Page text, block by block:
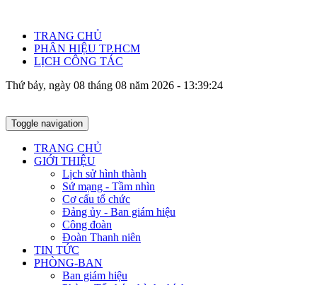
TRANG CHỦ
PHÂN HIỆU TP.HCM
LỊCH CÔNG TÁC
Thứ bảy, ngày 08 tháng 08 năm 2026 - 13:39:24
Toggle navigation
TRANG CHỦ
GIỚI THIỆU
Lịch sử hình thành
Sứ mạng - Tầm nhìn
Cơ cấu tổ chức
Đảng ủy - Ban giám hiệu
Công đoàn
Đoàn Thanh niên
TIN TỨC
PHÒNG-BAN
Ban giám hiệu